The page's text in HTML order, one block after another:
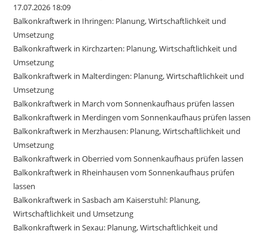
17.07.2026 18:09
Balkonkraftwerk in Ihringen: Planung, Wirtschaftlichkeit und
Umsetzung
Balkonkraftwerk in Kirchzarten: Planung, Wirtschaftlichkeit und
Umsetzung
Balkonkraftwerk in Malterdingen: Planung, Wirtschaftlichkeit und
Umsetzung
Balkonkraftwerk in March vom Sonnenkaufhaus prüfen lassen
Balkonkraftwerk in Merdingen vom Sonnenkaufhaus prüfen lassen
Balkonkraftwerk in Merzhausen: Planung, Wirtschaftlichkeit und
Umsetzung
Balkonkraftwerk in Oberried vom Sonnenkaufhaus prüfen lassen
Balkonkraftwerk in Rheinhausen vom Sonnenkaufhaus prüfen
lassen
Balkonkraftwerk in Sasbach am Kaiserstuhl: Planung,
Wirtschaftlichkeit und Umsetzung
Balkonkraftwerk in Sexau: Planung, Wirtschaftlichkeit und